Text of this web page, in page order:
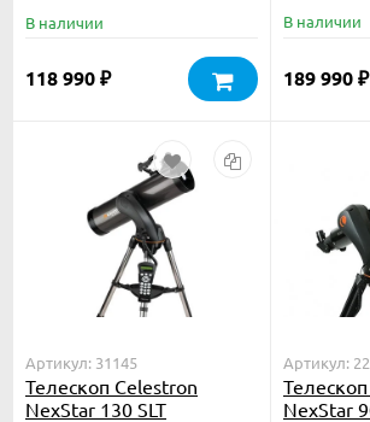
В наличии
118 990 ₽
В наличии
189 990 ₽
Артикул: 31145
Телескоп Celestron
NexStar 130 SLT
Артикул:
NexStar